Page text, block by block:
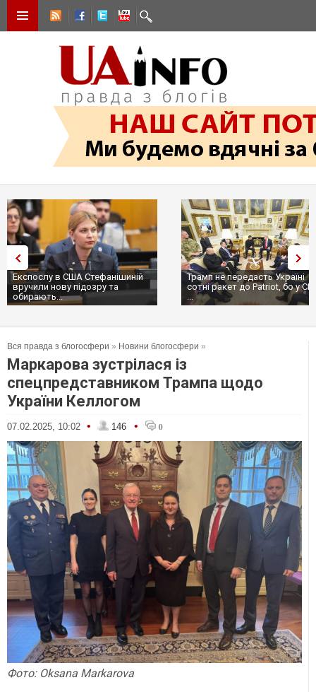
Експослу в США Стефанішиній
вручили нову підозру та
обирають...
Трамп не передасть Україні
сотні ракет до Patriot, бо у
...
Вся правда з блогосфери » Новини блогосфери »
Маркарова зустрілася із
спецпредставником Трампа щодо
України Келлогом
07.02.2025, 10:02 • 146 • 0
Фото: Oksana Markarova